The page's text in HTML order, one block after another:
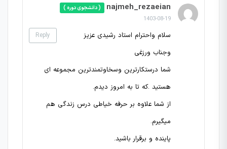
najmeh_rezaeian ( دانشجوی دوره )
1403-08-19
Reply
سلام واحترام استاد رشیدی عزیز
وجناب ورزغی
شما درستکارترین وسخاوتمندترین مجموعه ای
هستید .که تا به امروز دیدم.
از شما علاوه بر حرفه خیاطی درس زندگی هم
میگیرم.
پاینده و برقرار باشید.